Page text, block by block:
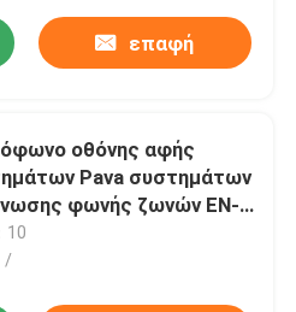
επαφή
οθόνης αφής
Pava συστημάτων
φωνής ζωνών EN-
120
10
/